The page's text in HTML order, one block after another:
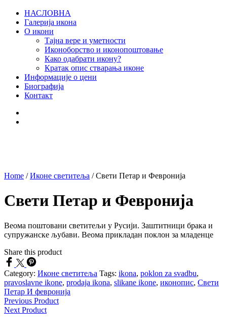
НАСЛОВНА
Галерија икона
О икони
Тајна вере и уметности
Иконоборство и иконопоштовање
Како одабрати икону?
Кратак опис стварања иконе
Информације о цени
Биографија
Контакт
Home / Иконе светитеља /Свети Петар и Февронија
Свети Петар и Февронија
Веома поштовани светитељи у Русији. Заштитници брака и
супружанске љубави. Веома прикладан поклон за младенце
Share this product
Category: Иконе светитеља Tags: ikona, poklon za svadbu,
pravoslavne ikone, prodaja ikona, slikane ikone, иконопис, Свети
Петар И февронија
Previous Product
Next Product